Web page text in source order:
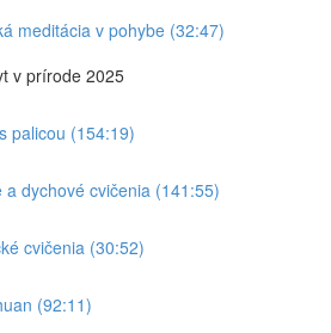
meditácia v pohybe (32:47)
v prírode 2025
palicou (154:19)
a dychové cvičenia (141:55)
cvičenia (30:52)
(92:11)